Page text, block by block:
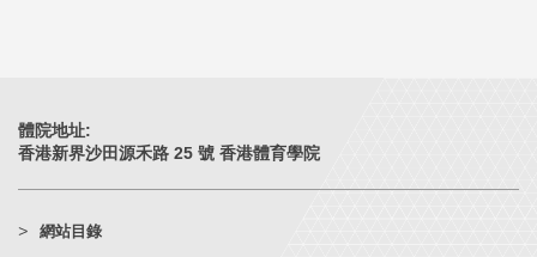
體院地址:
香港新界沙田源禾路 25 號 香港體育學院
網站目錄